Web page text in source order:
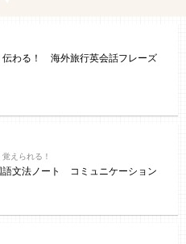
わる！ 海外旅行英会話フレーズ
えられる！
語文法ノート コミュニケーション